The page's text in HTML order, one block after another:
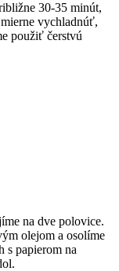
30-35 minút,
vychladnúť,
použiť čerstvú
na dve polovice.
olejom a osolíme
s papierom na